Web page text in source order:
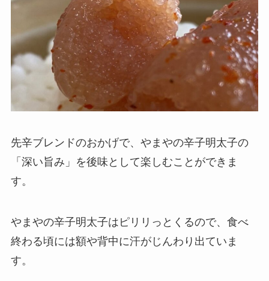
先辛ブレンドのおかげで、やまやの辛子明太子の
「深い旨み」を後味として楽しむことができま
す。
やまやの辛子明太子はピリリっとくるので、食べ
終わる頃には額や背中に汗がじんわり出ていま
す。